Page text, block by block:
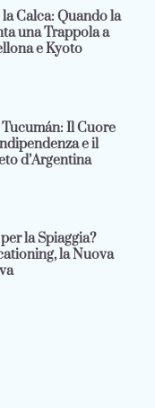
Calca: Quando la
una Trappola a
e Kyoto
Il Cuore
e il
d’Argentina
la Spiaggia?
la Nuova